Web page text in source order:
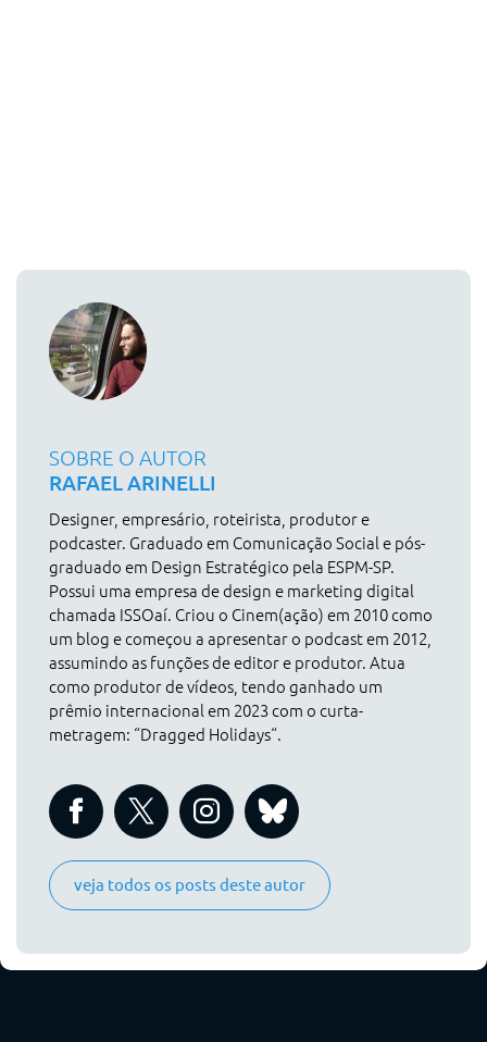
SOBRE O AUTOR
RAFAEL ARINELLI
Designer, empresário, roteirista, produtor e
podcaster. Graduado em Comunicação Social e pós-
graduado em Design Estratégico pela ESPM-SP.
Possui uma empresa de design e marketing digital
chamada ISSOaí. Criou o Cinem(ação) em 2010 como
um blog e começou a apresentar o podcast em 2012,
assumindo as funções de editor e produtor. Atua
como produtor de vídeos, tendo ganhado um
prêmio internacional em 2023 com o curta-
metragem: “Dragged Holidays“.
veja todos os posts deste autor